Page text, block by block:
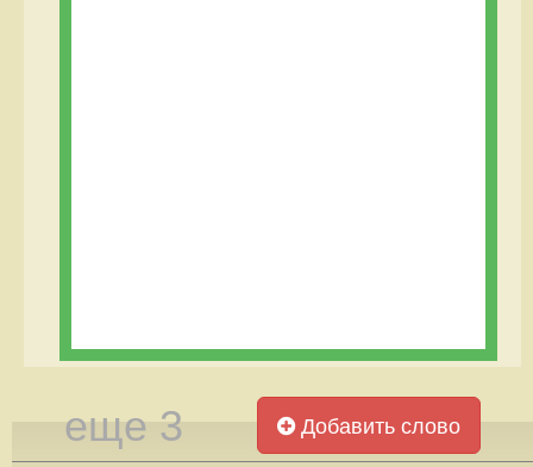
еще 3 Добавить слово